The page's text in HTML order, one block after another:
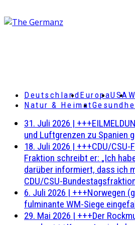
DeutschlandEuropaUSA
Natur & Heimat
31. Juli 2026 |
und Luftgrenzen zu Spanien
18. Juli 2026 | +++CDU/
Fraktion schreibt er: „Ich
darüber informiert, dass ich
CDU/CSU-
6. Juli 2026 | +++Norwegen
fulminante WM-Siege
29. Mai 2026 | +++Der